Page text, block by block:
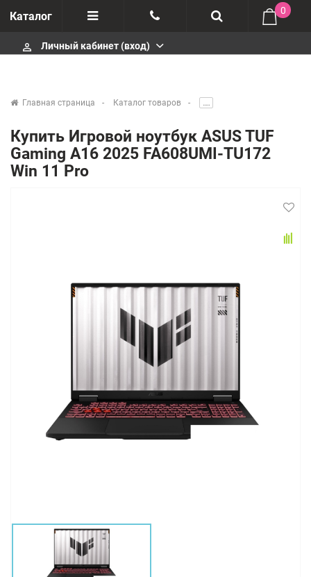
Каталог
Отзывы
Гарантия
+375447430404
infobelm.by@yandex.ru
0
perm_identity Личный кабинет (вход)
Главная страница Каталог товаров .....
Купить Игровой ноутбук ASUS TUF
Gaming A16 2025 FA608UMI-TU172
Win 11 Pro